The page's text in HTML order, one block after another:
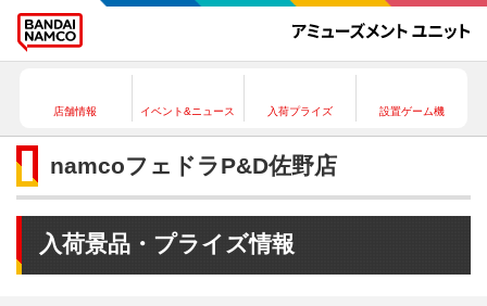
店舗情報 イベント&ニュース 入荷プライズ 設置ゲーム機
namcoフェドラP&D佐野店
入荷景品・プライズ情報